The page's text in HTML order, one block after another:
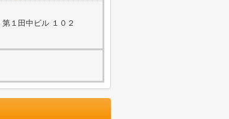
１田中ビル １０２